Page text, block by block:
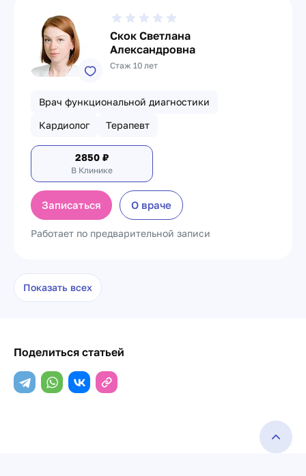
Скок Светлана
Александровна
Стаж 10 лет
Врач функциональной диагностики
Кардиолог
Терапевт
2850 ₽
В Клинике
Записаться О враче
Работает по предварительной записи
Показать всех
Поделиться статьей